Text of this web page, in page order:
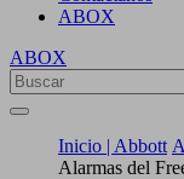
ABOX
ABOX
Inicio | Abbott
Alarmas del